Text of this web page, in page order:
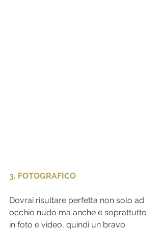
3. FOTOGRAFICO
Dovrai risultare perfetta non solo ad
occhio nudo ma anche e soprattutto
in foto e video, quindi un bravo